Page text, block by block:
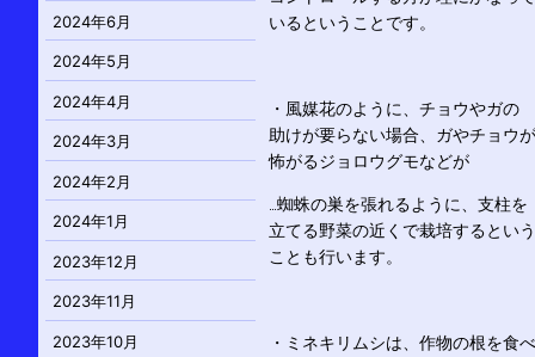
いるということです。
・風媒花のように、チョウやガの
助けが要らない場合、ガやチョウが
怖がるジョロウグモなどが
…蜘蛛の巣を張れるように、支柱を
立てる野菜の近くで栽培するという
ことも行います。
・ミネキリムシは、作物の根を食
2024年6月
2024年5月
2024年4月
2024年3月
2024年2月
2024年1月
2023年12月
2023年11月
2023年10月